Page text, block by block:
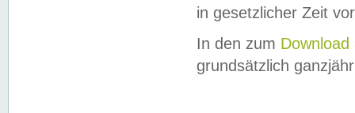
in gesetzlicher Zeit
In den zum Download
grundsätzlich